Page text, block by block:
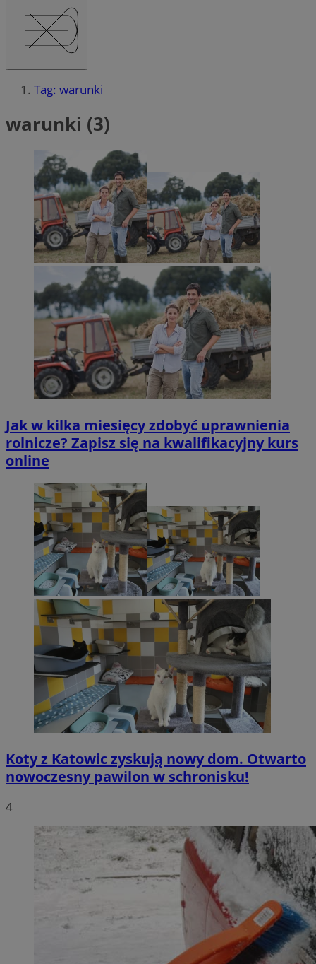
Tag: warunki
warunki (3)
Jak w kilka miesięcy zdobyć uprawnienia
rolnicze? Zapisz się na kwalifikacyjny kurs
online
Koty z Katowic zyskują nowy dom. Otwarto
nowoczesny pawilon w schronisku!
4